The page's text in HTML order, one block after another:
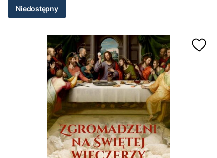
Niedostępny